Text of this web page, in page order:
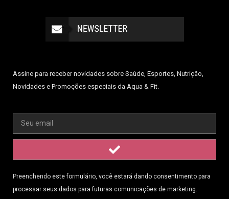
Assine para receber novidades sobre Saúde, Esportes, Nutrição,
Novidades e Promoções especiais da Aqua & Fit.
Preenchendo este formulário, você estará dando consentimento para
processar seus dados para futuras comunicações de marketing.